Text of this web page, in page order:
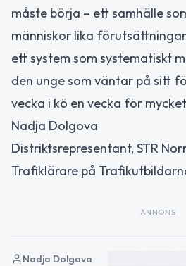
måste börja – ett samhälle
människor lika
ett system som systematiskt
den unge som väntar på sitt
vecka i kö en vecka för
Nadja Dolgova
Distriktsrepresentant, STR
Trafiklärare på
ANNONS
Nadja Dolgova